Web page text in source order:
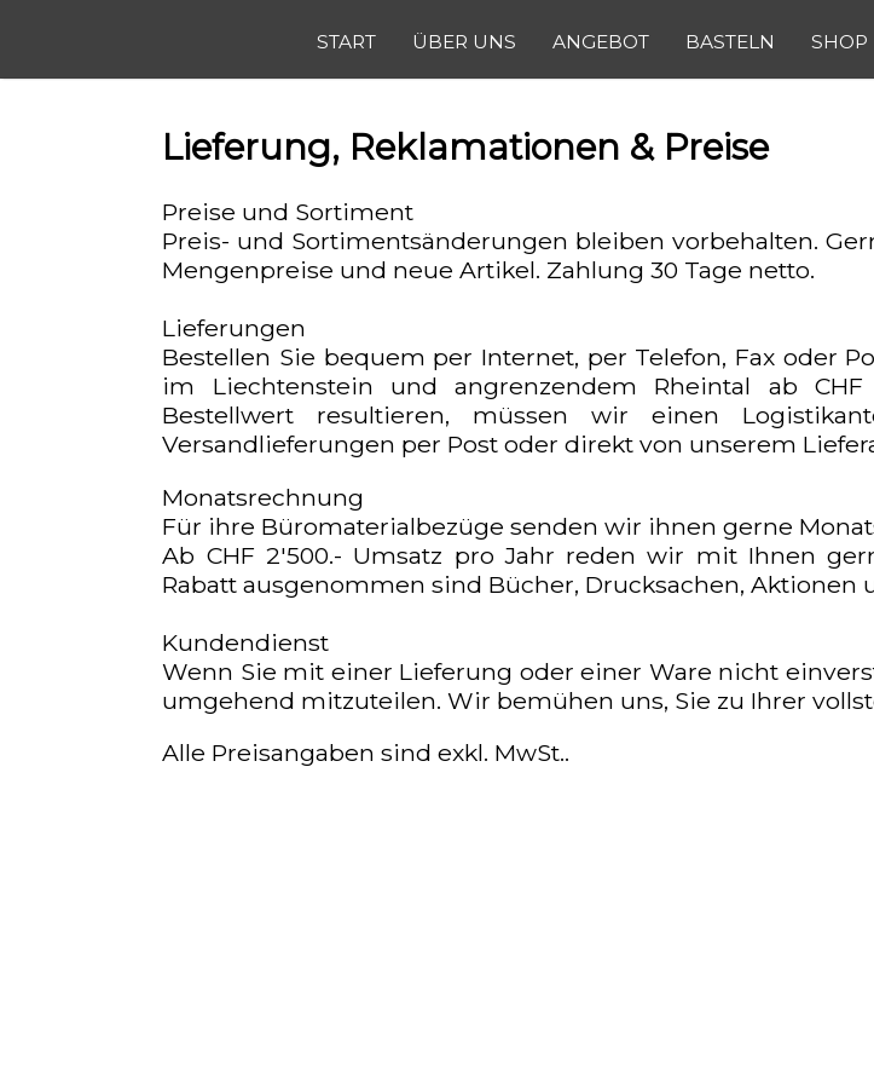
ÜBERSPRINGEN
START ÜBER UNS ANGEBOT BASTELN SHOP
Lieferung, Reklamationen & Preise
Preise und Sortiment
Preis- und Sortimentsänderungen bleiben vorbehalten.
Mengenpreise und neue Artikel. Zahlung 30 Tage netto.
Lieferungen
Bestellen Sie bequem per Internet, per Telefon, Fax oder
im Liechtenstein und angrenzendem Rheintal ab
Bestellwert resultieren, müssen wir einen
Versandlieferungen per Post oder direkt von unserem
Monatsrechnung
Für ihre Büromaterialbezüge senden wir ihnen gerne
Ab CHF 2'500.- Umsatz pro Jahr reden wir mit Ihnen
Rabatt ausgenommen sind Bücher, Drucksachen, Aktionen
Kundendienst
Wenn Sie mit einer Lieferung oder einer Ware nicht
umgehend mitzuteilen. Wir bemühen uns, Sie zu Ihrer
Alle Preisangaben sind exkl. MwSt..